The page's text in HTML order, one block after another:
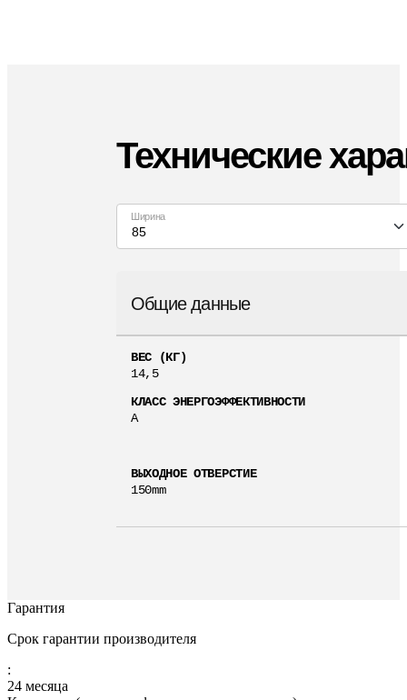
Технические
Ширина
85
Общие данные
ВЕС (КГ)
14,5
КЛАСС ЭНЕРГОЭФФЕКТИВНОСТИ
A
ВЫХОДНОЕ ОТВЕРСТИЕ
150mm
Гарантия
Срок гарантии производителя
:
24 месяца